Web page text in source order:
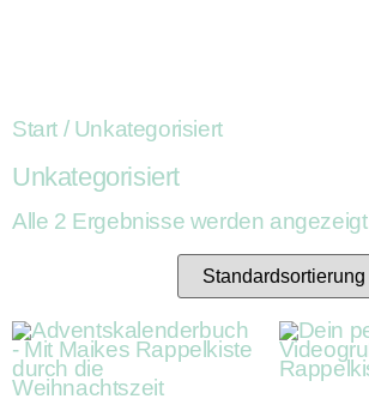
Start / Unkategorisiert
Unkategorisiert
Alle 2 Ergebnisse werden angezeigt